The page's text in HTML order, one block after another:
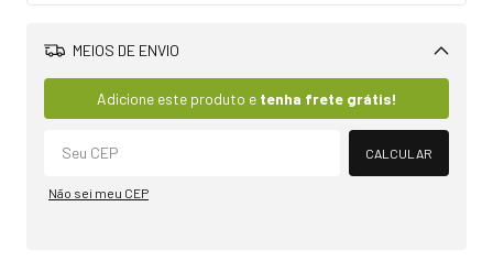
MEIOS DE ENVIO
Adicione este produto e tenha frete grátis!
CALCULAR
Não sei meu CEP